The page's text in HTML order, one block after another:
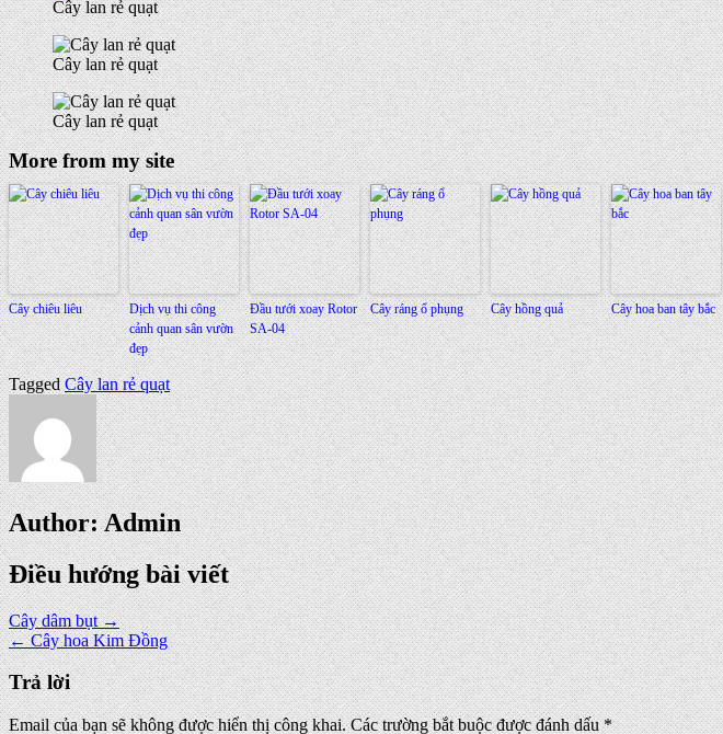
Cây lan rẻ quạt
Cây lan rẻ quạt
Cây lan rẻ quạt
More from my site
Cây chiêu liêu
Dịch vụ thi công
cảnh quan sân vườn
đẹp
Đầu tưới xoay Rotor
SA-04
Cây ráng ổ phụng Cây hồng quả Cây hoa ban tây bắc
TaggedCây lan rẻ quạt
Author:Admin
Điều hướng bài viết
Cây dâm bụt →
← Cây hoa Kim Đồng
Trả lời
Email của bạn sẽ không được hiển thị công khai. Các trường bắt buộc được đánh dấu*